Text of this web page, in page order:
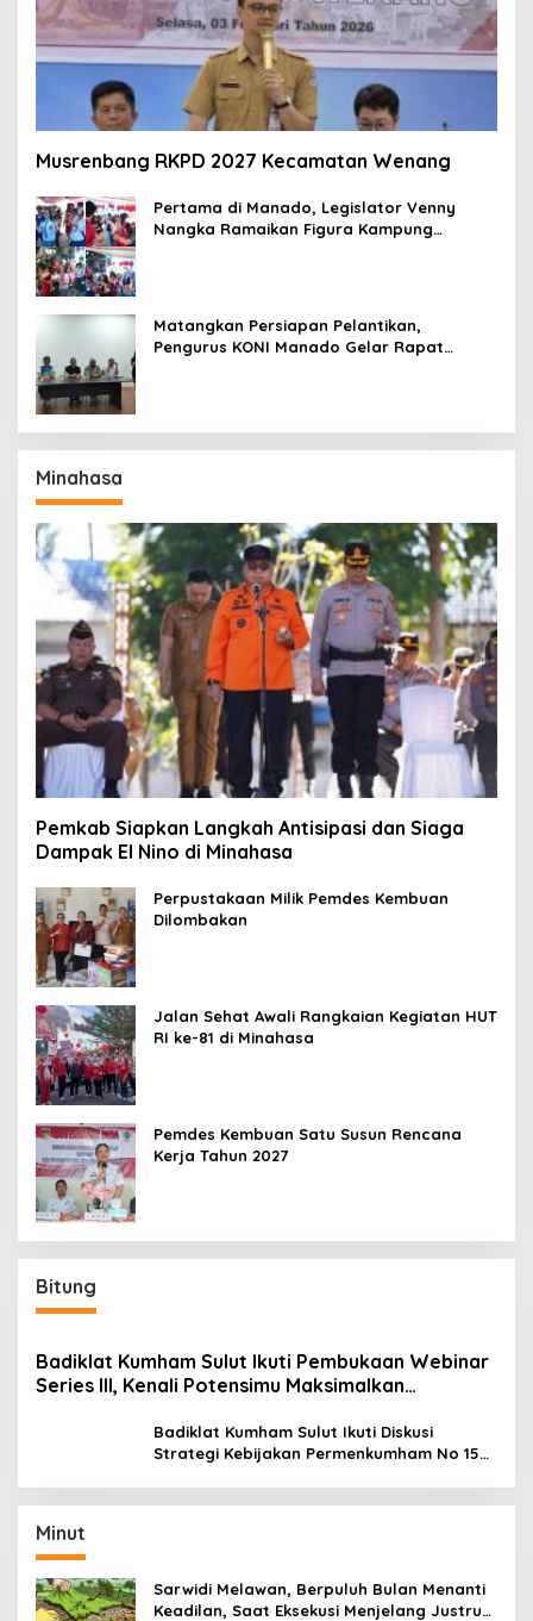
Musrenbang RKPD 2027 Kecamatan Wenang
Pertama di Manado, Legislator Venny
Nangka Ramaikan Figura Kampung
Matangkan Persiapan Pelantikan,
Pengurus KONI Manado Gelar Rapat
Minahasa
Pemkab Siapkan Langkah Antisipasi dan Siaga
Dampak El Nino di Minahasa
Perpustakaan Milik Pemdes Kembuan
Dilombakan
Jalan Sehat Awali Rangkaian Kegiatan HUT
RI ke-81 di Minahasa
Pemdes Kembuan Satu Susun Rencana
Kerja Tahun 2027
Bitung
Badiklat Kumham Sulut Ikuti Pembukaan Webinar
Series III, Kenali Potensimu Maksimalkan
Badiklat Kumham Sulut Ikuti Diskusi
Strategi Kebijakan Permenkumham No 15
Minut
Sarwidi Melawan, Berpuluh Bulan Menanti
Keadilan, Saat Eksekusi Menjelang Justru